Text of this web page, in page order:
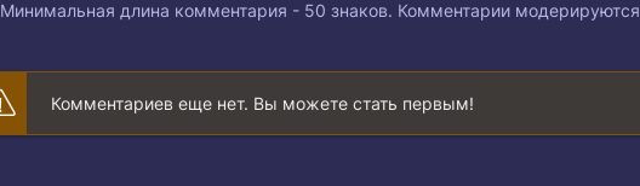
Минимальная длина комментария - 50 знаков. Комментарии модерируются
Комментариев еще нет. Вы можете стать первым!